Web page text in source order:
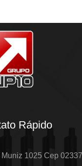
Rápido
Muniz 1025 Cep 02337